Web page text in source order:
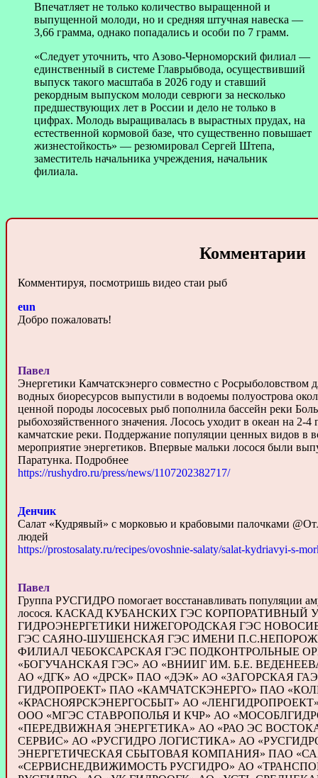
Впечатляет не только количество выращенной и
выпущенной молоди, но и средняя штучная навеска —
3,66 грамма, однако попадались и особи по 7 грамм.
«Следует уточнить, что Азово-Черноморский филиал —
единственный в системе Главрыбвода, осуществивший
выпуск такого масштаба в 2026 году и ставший
рекордным выпуском молоди севрюги за несколько
предшествующих лет в России и дело не только в
цифрах. Молодь выращивалась в вырастных прудах, на
естественной кормовой базе, что существенно повышает
жизнестойкость» — резюмировал Сергей Штепа,
заместитель начальника учреждения, начальник
филиала.
Комментарии
Комментируя, посмотришь видео стаи рыб
eun
Добро пожаловать!
Павел
Энергетики Камчатскэнерго совместно с Росрыболовством
водных биоресурсов выпустили в водоемы полуострова
ценной породы лососевых рыб пополнила бассейн реки
рыбохозяйственного значения. Лосось уходит в океан на 2-4
камчатские реки. Поддержание популяции ценных видов в
мероприятие энергетиков. Впервые мальки лосося были
Паратунка. Подробнее
https://rushydro.ru/press/news/1107202382717/
Денчик
Салат «Кудрявый» с морковью и крабовыми палочками
людей
https://prostosalaty.ru/recipes/ovoshnie-salaty/salat-kydriavyi-s-
Павел
Группа РУСГИДРО помогает восстанавливать популяции
лосося. КАСКАД КУБАНСКИХ ГЭС КОРПОРАТИВНЫЙ
ГИДРОЭНЕРГЕТИКИ НИЖЕГОРОДСКАЯ ГЭС
ГЭС САЯНО-ШУШЕНСКАЯ ГЭС ИМЕНИ
ФИЛИАЛ ЧЕБОКСАРСКАЯ ГЭС ПОДКОНТРОЛЬНЫЕ
«БОГУЧАНСКАЯ ГЭС» АО «ВНИИГ ИМ. Б.Е.
АО «ДГК» АО «ДРСК» ПАО «ДЭК» АО «ЗАГОРСКАЯ
ГИДРОПРОЕКТ» ПАО «КАМЧАТСКЭНЕРГО» ПАО
«КРАСНОЯРСКЭНЕРГОСБЫТ» АО
ООО «МГЭС СТАВРОПОЛЬЯ И КЧР» АО
«ПЕРЕДВИЖНАЯ ЭНЕРГЕТИКА» АО «РАО ЭС
СЕРВИС» АО «РУСГИДРО ЛОГИСТИКА» АО
ЭНЕРГЕТИЧЕСКАЯ СБЫТОВАЯ КОМПАНИЯ» ПАО
«СЕРВИСНЕДВИЖИМОСТЬ РУСГИДРО» АО